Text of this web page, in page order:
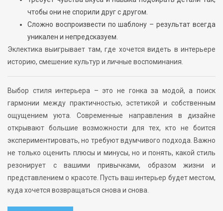
чтобы они не спорили друг с другом.
Сложно воспроизвести по шаблону – результат всегда
уникален и непредсказуем.
Эклектика выигрывает там, где хочется видеть в интерьере
историю, смешение культур и личные воспоминания.
Выбор стиля интерьера – это не гонка за модой, а поиск
гармонии между практичностью, эстетикой и собственным
ощущением уюта. Современные направления в дизайне
открывают большие возможности для тех, кто не боится
экспериментировать, но требуют вдумчивого подхода. Важно
не только оценить плюсы и минусы, но и понять, какой стиль
резонирует с вашими привычками, образом жизни и
представлением о красоте. Пусть ваш интерьер будет местом,
куда хочется возвращаться снова и снова.